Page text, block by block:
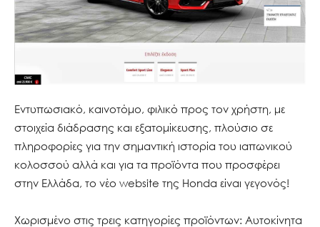
Εντυπωσιακό, καινοτόμο, φιλικό προς τον χρήστη, με
στοιχεία διάδρασης και εξατομίκευσης, πλούσιο σε
πληροφορίες για την σημαντική ιστορία του ιαπωνικού
κολοσσού αλλά και για τα προϊόντα που προσφέρει
στην Ελλάδα, το νέο website της Honda είναι γεγονός!
Χωρισμένο στις τρεις κατηγορίες προϊόντων: Αυτοκίνητα